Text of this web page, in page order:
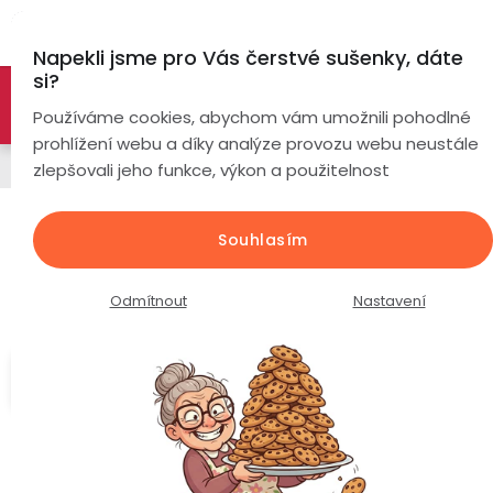
Napekli jsme pro Vás čerstvé sušenky, dáte
si?
Používáme cookies, abychom vám umožnili pohodlné
prohlížení webu a díky analýze provozu webu neustále
zlepšovali jeho funkce, výkon a použitelnost
Nastavení
Odmítnout
Souhlasím
obsah
🚀 Nové modely DRONŮ 🚀
-26%
PROZKOUMAT NABÍDKU
náramky
Chytré
podle
Dámské
Chytré
sluchátka
Chytré hodinky
Lige HEALTH ET585 Fit / Cukr v krvi
/ EKG / Krevní tlak
1 hodnoceníPodrobnosti hodnocení